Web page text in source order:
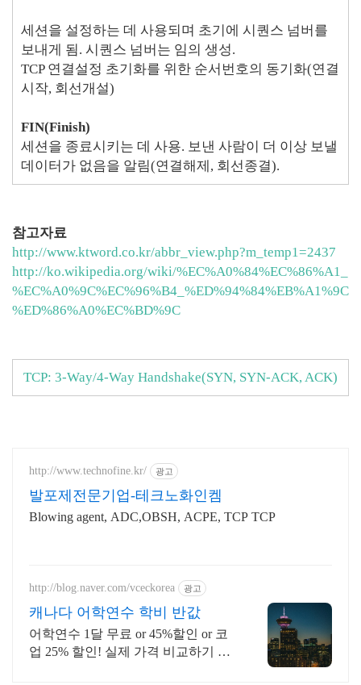
세션을 설정하는 데 사용되며 초기에 시퀀스 넘버를
보내게 됨. 시퀀스 넘버는 임의 생성.
TCP 연결설정 초기화를 위한 순서번호의 동기화(연결
시작, 회선개설)
FIN(Finish)
세션을 종료시키는 데 사용. 보낸 사람이 더 이상 보낼
데이터가 없음을 알림(연결해제, 회선종결).
참고자료
http://www.ktword.co.kr/abbr_view.php?m_temp1=2437
http://ko.wikipedia.org/wiki/%EC%A0%84%EC%86%A1_
%EC%A0%9C%EC%96%B4_%ED%94%84%EB%A1%9C
%ED%86%A0%EC%BD%9C
TCP: 3-Way/4-Way Handshake(SYN, SYN-ACK, ACK)
http://www.technofine.kr/ 광고
발포제전문기업-테크노화인켐
Blowing agent, ADC,OBSH, ACPE, TCP TCP
http://blog.naver.com/vceckorea 광고
캐나다 어학연수 학비 반값
어학연수 1달 무료 or 45%할인 or 코
업 25% 할인! 실제 가격 비교하기 비